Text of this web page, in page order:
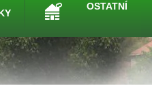
OSTATNÍ